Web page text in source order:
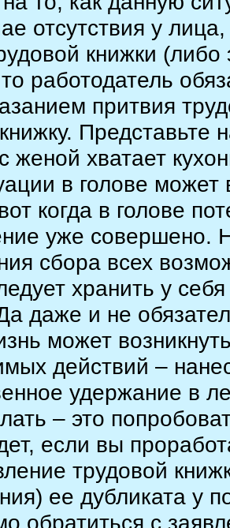
отсутствия у
книжки
работодатель
притвия
Представьте
женой хватает
в голове
когда в голове
уже совершено.
сбора всех
хранить у
даже и не
может
действий –
удержание в
– это
если вы
трудовой
ее дубликата у
обратиться с